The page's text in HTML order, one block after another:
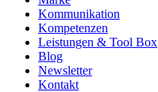
Kommunikation
Kompetenzen
Leistungen & Tool Box
Blog
Newsletter
Kontakt